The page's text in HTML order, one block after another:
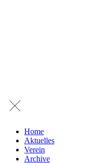
Home
Aktuelles
Verein
Archive